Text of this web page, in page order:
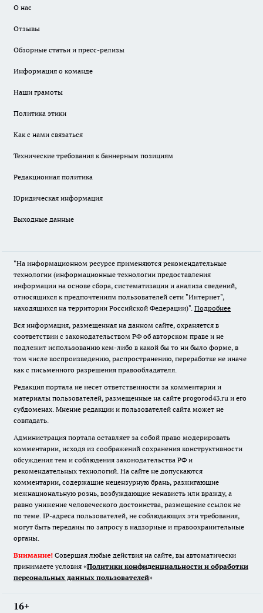
О нас
Отзывы
Обзорные статьи и пресс-релизы
Информация о команде
Наши грамоты
Политика этики
Как с нами связаться
Технические требования к баннерным позициям
Редакционная политика
Юридическая информация
Выходные данные
"На информационном ресурсе применяются рекомендательные
технологии (информационные технологии предоставления
информации на основе сбора, систематизации и анализа сведений,
относящихся к предпочтениям пользователей сети "Интернет",
находящихся на территории Российской Федерации)". Подробнее
Вся информация, размещенная на данном сайте, охраняется в
соответствии с законодательством РФ об авторском праве и не
подлежит использованию кем-либо в какой бы то ни было форме, в
том числе воспроизведению, распространению, переработке не иначе
как с письменного разрешения правообладателя.
Редакция портала не несет ответственности за комментарии и
материалы пользователей, размещенные на сайте progorod43.ru и его
субдоменах. Мнение редакции и пользователей сайта может не
совпадать.
Администрация портала оставляет за собой право модерировать
комментарии, исходя из соображений сохранения конструктивности
обсуждения тем и соблюдения законодательства РФ и
рекомендательных технологий. На сайте не допускаются
комментарии, содержащие нецензурную брань, разжигающие
межнациональную рознь, возбуждающие ненависть или вражду, а
равно унижение человеческого достоинства, размещение ссылок не
по теме. IP-адреса пользователей, не соблюдающих эти требования,
могут быть переданы по запросу в надзорные и правоохранительные
органы.
Внимание! Совершая любые действия на сайте, вы автоматически
принимаете условия «Политики конфиденциальности и обработки
персональных данных пользователей»
16+